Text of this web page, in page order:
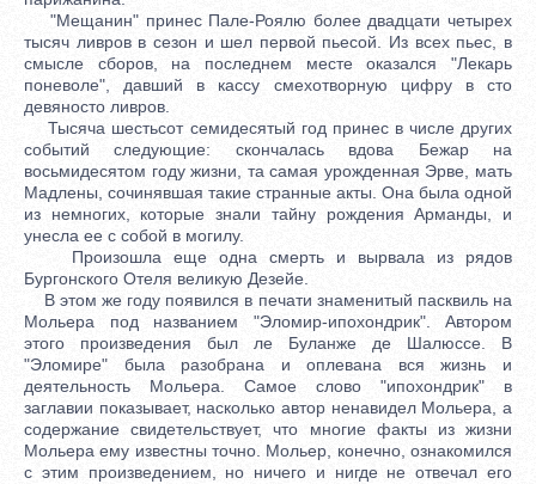
"Мещанин" принес Пале-Роялю более двадцати четырех
тысяч ливров в сезон и шел первой пьесой. Из всех пьес, в
смысле сборов, на последнем месте оказался "Лекарь
поневоле", давший в кассу смехотворную цифру в сто
девяносто ливров.
Тысяча шестьсот семидесятый год принес в числе других
событий следующие: скончалась вдова Бежар на
восьмидесятом году жизни, та самая урожденная Эрве, мать
Мадлены, сочинявшая такие странные акты. Она была одной
из немногих, которые знали тайну рождения Арманды, и
унесла ее с собой в могилу.
Произошла еще одна смерть и вырвала из рядов
Бургонского Отеля великую Дезейе.
В этом же году появился в печати знаменитый пасквиль на
Мольера под названием "Эломир-ипохондрик". Автором
этого произведения был ле Буланже де Шалюссе. В
"Эломире" была разобрана и оплевана вся жизнь и
деятельность Мольера. Самое слово "ипохондрик" в
заглавии показывает, насколько автор ненавидел Мольера, а
содержание свидетельствует, что многие факты из жизни
Мольера ему известны точно. Мольер, конечно, ознакомился
с этим произведением, но ничего и нигде не отвечал его